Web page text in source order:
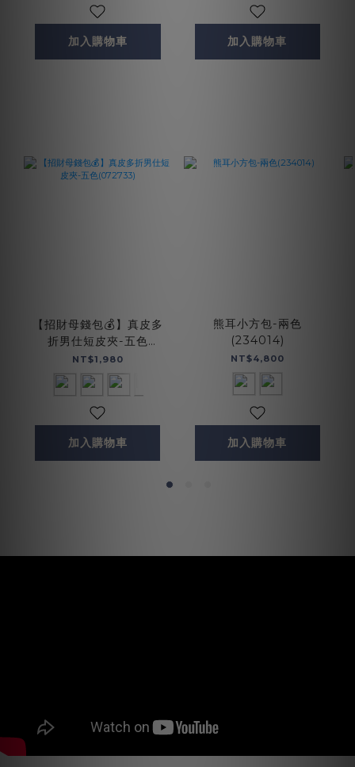
加入購物車 加入購物車
【招財母錢包💰】真皮多
折男仕短皮夾-五色
(072733)
NT$1,980
加入購物車
熊耳小方包-兩色
(234014)
NT$4,800
加入購物車